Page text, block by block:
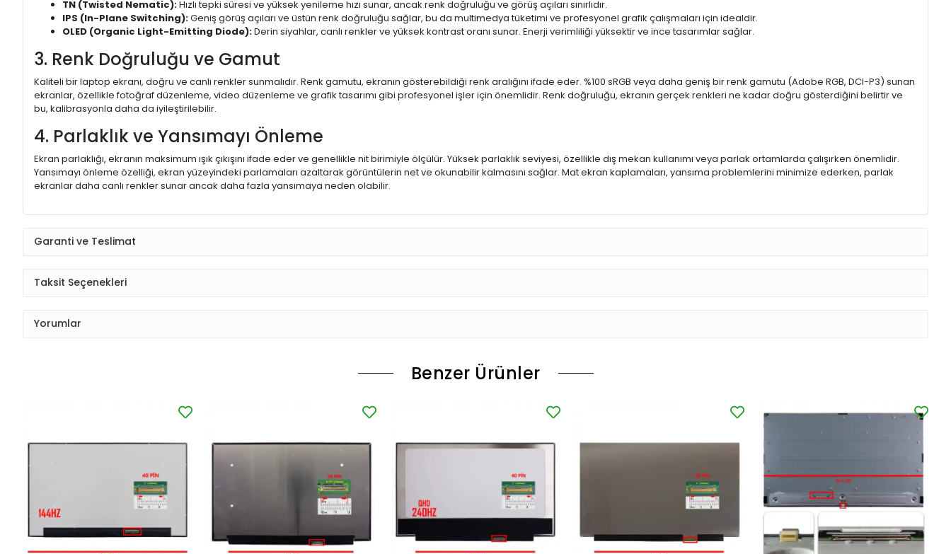
TN (Twisted Nematic):Hızlı tepki süresi ve yüksek yenileme hızı sunar, ancak renk doğruluğu ve görüş açıları sınırlıdır.
IPS (In-Plane Switching):Geniş görüş açıları ve üstün renk doğruluğu sağlar, bu da multimedya tüketimi ve profesyonel grafik çalışmaları için idealdir.
OLED (Organic Light-Emitting Diode):Derin siyahlar, canlı renkler ve yüksek kontrast oranı sunar. Enerji verimliliği yüksektir ve ince tasarımlar sağlar.
3. Renk Doğruluğu ve Gamut
Kaliteli bir laptop ekranı, doğru ve canlı renkler sunmalıdır. Renk gamutu, ekranın gösterebildiği renk aralığını ifade eder. %100 sRGB veya daha geniş bir renk gamutu (Adobe RGB, DCI-P3) sunan
ekranlar, özellikle fotoğraf düzenleme, video düzenleme ve grafik tasarımı gibi profesyonel işler için önemlidir. Renk doğruluğu, ekranın gerçek renkleri ne kadar doğru gösterdiğini belirtir ve
bu, kalibrasyonla daha da iyileştirilebilir.
4. Parlaklık ve Yansımayı Önleme
Ekran parlaklığı, ekranın maksimum ışık çıkışını ifade eder ve genellikle nit birimiyle ölçülür. Yüksek parlaklık seviyesi, özellikle dış mekan kullanımı veya parlak ortamlarda çalışırken önemlidir.
Yansımayı önleme özelliği, ekran yüzeyindeki parlamaları azaltarak görüntülerin net ve okunabilir kalmasını sağlar. Mat ekran kaplamaları, yansıma problemlerini minimize ederken, parlak
ekranlar daha canlı renkler sunar ancak daha fazla yansımaya neden olabilir.
Garanti ve Teslimat
Taksit Seçenekleri
Yorumlar
Benzer Ürünler